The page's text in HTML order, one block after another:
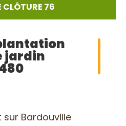
CLÔTURE 76
jardin
sur Bardouville